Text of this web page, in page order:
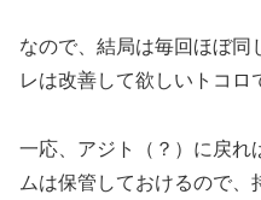
なので、結局は毎回ほぼ同
レは改善して欲しいトコロ
一応、アジト（？）に戻れ
ムは保管しておけるので